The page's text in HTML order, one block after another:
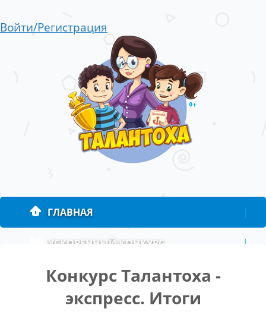
Войти/Регистрация
ГЛАВНАЯ |
УСКОРЕННЫЙ КОНКУРС |
ПРАВИЛА | | КОНТАКТЫ
Конкурс Талантоха -
экспресс. Итоги